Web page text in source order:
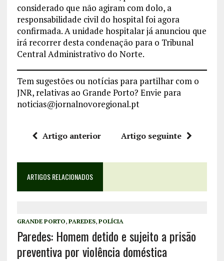
considerado que não agiram com dolo, a
responsabilidade civil do hospital foi agora
confirmada. A unidade hospitalar já anunciou que
irá recorrer desta condenação para o Tribunal
Central Administrativo do Norte.
Tem sugestões ou notícias para partilhar com o
JNR, relativas ao Grande Porto? Envie para
noticias@jornalnovoregional.pt
Artigo anterior Artigo seguinte
ARTIGOS RELACIONADOS
GRANDE PORTO, PAREDES, POLÍCIA
Paredes: Homem detido e sujeito a prisão
preventiva por violência doméstica